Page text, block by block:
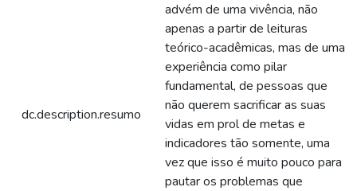
dc.description.resumo
advém de uma vivência, não
apenas a partir de leituras
teórico-acadêmicas, mas de uma
experiência como pilar
fundamental, de pessoas que
não querem sacrificar as suas
vidas em prol de metas e
indicadores tão somente, uma
vez que isso é muito pouco para
pautar os problemas que